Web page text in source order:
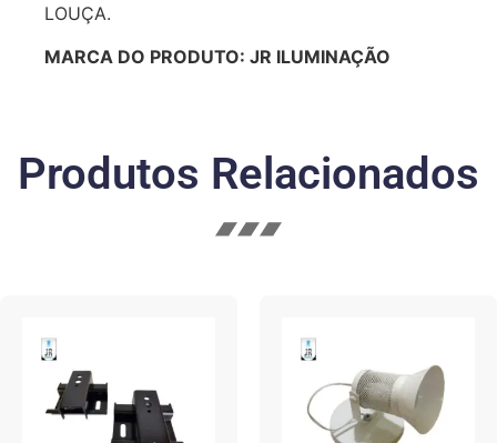
LOUÇA.
MARCA DO PRODUTO: JR ILUMINAÇÃO
Produtos Relacionados